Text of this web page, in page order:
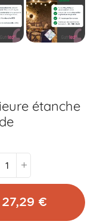
étanche
€